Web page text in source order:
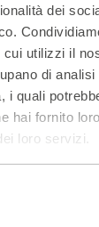
dei
utilizzi il
di analisi
i quali
hai fornito
loro servizi.